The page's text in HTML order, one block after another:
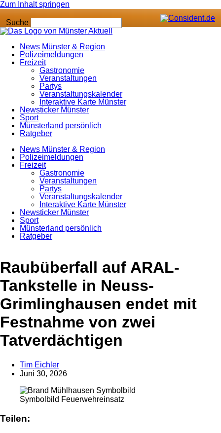
Zum Inhalt springen
Suche
News Münster & Region
Polizeimeldungen
Freizeit
Gastronomie
Veranstaltungen
Partys
Veranstaltungskalender
Interaktive Karte Münster
Newsticker Münster
Sport
Münsterland persönlich
Ratgeber
News Münster & Region
Polizeimeldungen
Freizeit
Gastronomie
Veranstaltungen
Partys
Veranstaltungskalender
Interaktive Karte Münster
Newsticker Münster
Sport
Münsterland persönlich
Ratgeber
Anzeige
Raubüberfall auf ARAL-
Tankstelle in Neuss-
Grimlinghausen endet mit
Festnahme von zwei
Tatverdächtigen
Tim Eichler
Juni 30, 2026
Symbolbild Feuerwehreinsatz
Teilen: